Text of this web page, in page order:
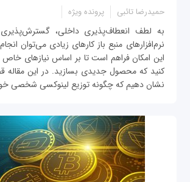
حمیدرضا تائبی پرونده ویژه
به لطف انعطاف‌پذیری داخلی، گسترش‌پذیری
نرم‌افزارهای منبع باز کارهای زیادی می‌توان
این امکان فراهم است تا بر اساس نیازهای
کنید که محصول جدیدی بسازید. در این مقاله
نشان دهیم که چگونه توزیع لینوکسی شخصی